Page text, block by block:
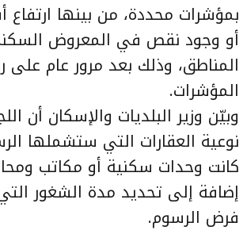
بمؤشرات محددة، من بينها ارتفاع
أو وجود نقص في المعروض
المناطق، وذلك بعد مرور عام على
المؤشرات.
وبيّن وزير البلديات والإسكان أن
نوعية العقارات التي ستشملها
كانت وحدات سكنية أو مكاتب
إضافة إلى تحديد مدة الشغور
فرض الرسوم.